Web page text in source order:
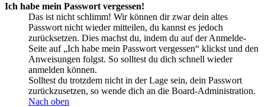
Ich habe mein Passwort vergessen!
Das ist nicht schlimm! Wir können dir zwar dein altes
Passwort nicht wieder mitteilen, du kannst es jedoch
zurücksetzen. Dies machst du, indem du auf der Anmelde-
Seite auf „Ich habe mein Passwort vergessen“ klickst und den
Anweisungen folgst. So solltest du dich schnell wieder
anmelden können.
Solltest du trotzdem nicht in der Lage sein, dein Passwort
zurückzusetzen, so wende dich an die Board-Administration.
Nach oben